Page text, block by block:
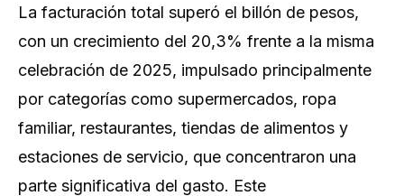
La facturación total superó el billón de pesos,
con un crecimiento del 20,3% frente a la misma
celebración de 2025, impulsado principalmente
por categorías como supermercados, ropa
familiar, restaurantes, tiendas de alimentos y
estaciones de servicio, que concentraron una
parte significativa del gasto. Este